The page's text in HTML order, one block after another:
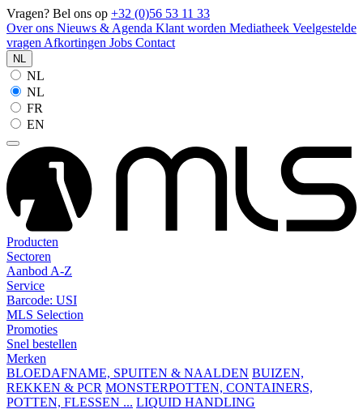
Vragen? Bel ons op +32 (0)56 53 11 33
Over ons Nieuws & Agenda Klant worden Mediatheek Veelgestelde
vragen Afkortingen Jobs Contact
NL
NL
NL
FR
EN
Producten
Sectoren
Aanbod A-Z
Service
Barcode: USI
MLS Selection
Promoties
Snel bestellen
Merken
BLOEDAFNAME, SPUITEN & NAALDEN BUIZEN,
REKKEN & PCR MONSTERPOTTEN, CONTAINERS,
POTTEN, FLESSEN ... LIQUID HANDLING